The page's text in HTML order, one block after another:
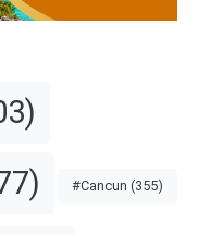
#Cancun (355)